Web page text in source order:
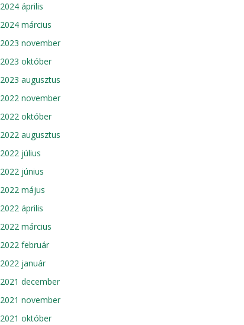
2024 április
2024 március
2023 november
2023 október
2023 augusztus
2022 november
2022 október
2022 augusztus
2022 július
2022 június
2022 május
2022 április
2022 március
2022 február
2022 január
2021 december
2021 november
2021 október